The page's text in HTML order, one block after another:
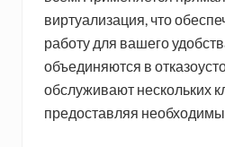
виртуализация, что
работу для вашего
объединяются в
обслуживают нескольких
предоставляя